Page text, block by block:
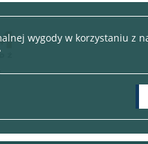
wygody w korzystaniu z